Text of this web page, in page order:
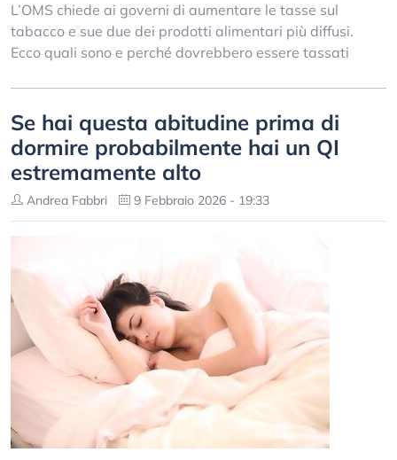
L’OMS chiede ai governi di aumentare le tasse sul
tabacco e sue due dei prodotti alimentari più diffusi.
Ecco quali sono e perché dovrebbero essere tassati
Se hai questa abitudine prima di
dormire probabilmente hai un QI
estremamente alto
Andrea Fabbri 9 Febbraio 2026 - 19:33